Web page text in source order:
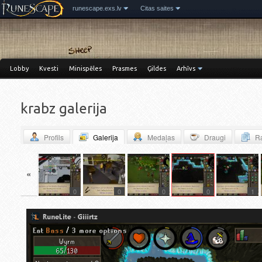
runescape.exs.lv Citas saites
Lobby Kvesti Minispēles Prasmes Ģildes Arhīvs
krabz galerija
Profils Galerija Medaļas Draugi
«
0 0 0 0 1